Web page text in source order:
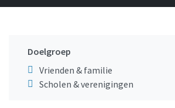
Doelgroep
Vrienden & familie
Scholen & verenigingen